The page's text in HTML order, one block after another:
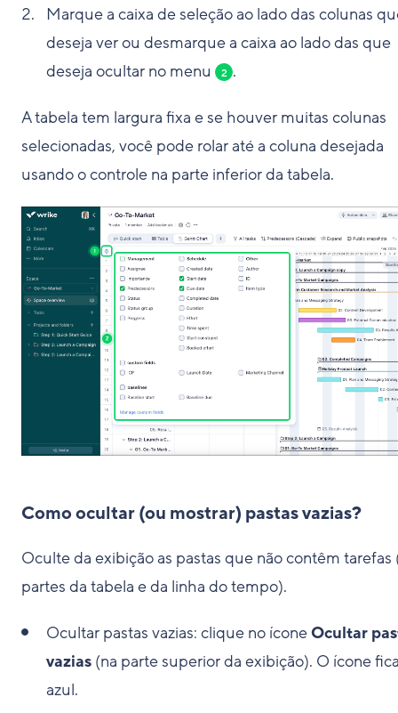
Marque a caixa de seleção ao lado das colunas
deseja ver ou desmarque a caixa ao lado das que
deseja ocultar no menu
2 .
A tabela tem largura fixa e se houver muitas colunas
selecionadas, você pode rolar até a coluna desejada
usando o controle na parte inferior da tabela.
Como ocultar (ou mostrar) pastas vazias?
Oculte da exibição as pastas que não contêm tarefas
partes da tabela e da linha do tempo).
Ocultar pastas vazias: clique no íconeOcultar
vazias (na parte superior da exibição). O ícone
azul.